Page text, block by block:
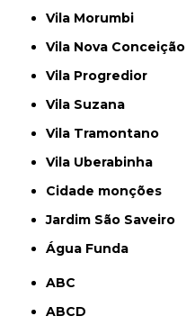
Vila Morumbi
Vila Nova Conceição
Vila Progredior
Vila Suzana
Vila Tramontano
Vila Uberabinha
cidade monções
jardim São Saveiro
Água Funda
ABC
ABCD